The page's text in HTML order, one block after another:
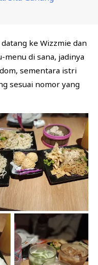
ke Wizzmie dan
di sana, jadinya
sementara istri
sesuai nomor yang